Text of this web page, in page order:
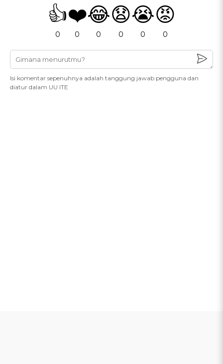
👍
0
❤️
0
😂
0
😧
0
😭
0
😡
0
Isi komentar sepenuhnya adalah tanggung jawab pengguna dan
diatur dalam UU ITE